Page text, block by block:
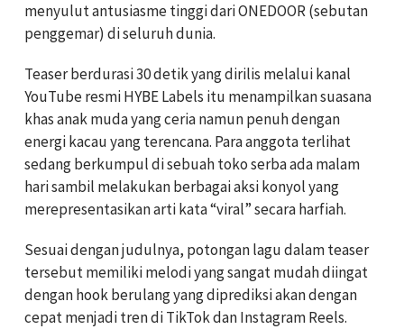
menyulut antusiasme tinggi dari ONEDOOR (sebutan
penggemar) di seluruh dunia.
Teaser berdurasi 30 detik yang dirilis melalui kanal
YouTube resmi HYBE Labels itu menampilkan suasana
khas anak muda yang ceria namun penuh dengan
energi kacau yang terencana. Para anggota terlihat
sedang berkumpul di sebuah toko serba ada malam
hari sambil melakukan berbagai aksi konyol yang
merepresentasikan arti kata “viral” secara harfiah.
Sesuai dengan judulnya, potongan lagu dalam teaser
tersebut memiliki melodi yang sangat mudah diingat
dengan hook berulang yang diprediksi akan dengan
cepat menjadi tren di TikTok dan Instagram Reels.